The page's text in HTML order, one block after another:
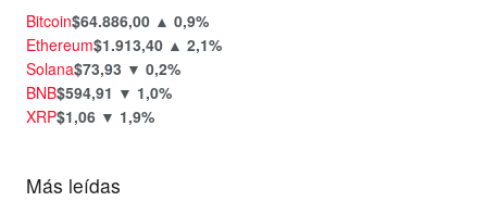
Bitcoin$64.886,00 ▲ 0,9%
Ethereum$1.913,40 ▲ 2,1%
Solana$73,93 ▼ 0,2%
BNB$594,91 ▼ 1,0%
XRP$1,06 ▼ 1,9%
Más leídas